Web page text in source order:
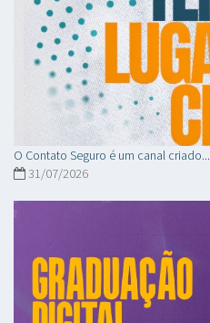
O Contato Seguro é um canal criado...
31/07/2026